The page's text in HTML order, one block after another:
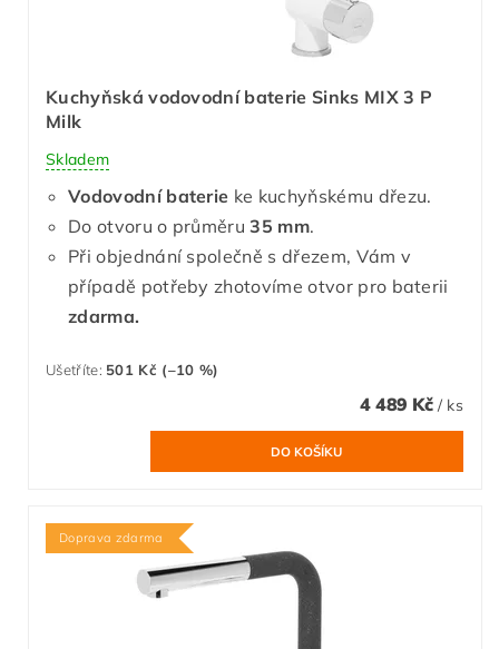
Kuchyňská vodovodní baterie Sinks MIX 3 P
Milk
Skladem
Vodovodní baterie ke kuchyňskému dřezu.
Do otvoru o průměru35 mm.
Při objednání společně s dřezem, Vám v
případě potřeby zhotovíme otvor pro baterii
zdarma.
Ušetříte: 501 Kč (–10 %)
4 489 Kč / ks
Doprava zdarma